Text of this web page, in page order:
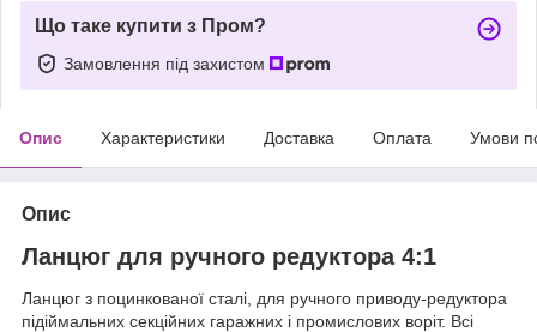
Що таке купити з Пром?
Замовлення під захистом
Опис Характеристики Доставка Оплата Умови
Опис
Ланцюг для ручного редуктора 4:1
Ланцюг з поцинкованої сталі, для ручного приводу-редуктора
підіймальних секційних гаражних і промислових воріт. Всі